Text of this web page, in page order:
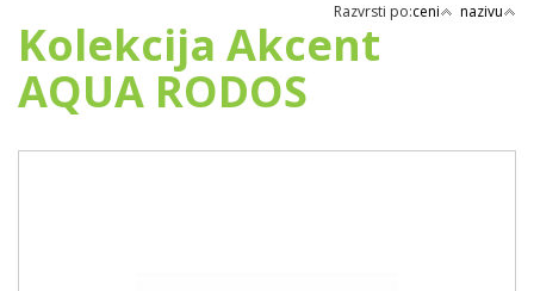
Razvrsti po:ceni nazivu
Kolekcija Akcent
AQUA RODOS